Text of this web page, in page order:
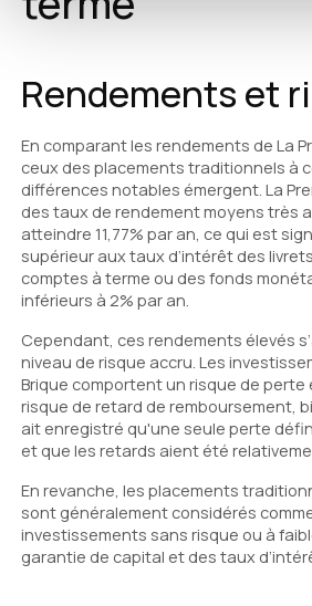
Rendements et
En comparant les rendements de La
ceux des placements traditionnels à
différences notables émergent. La
des taux de rendement moyens très
atteindre 11,77% par an, ce qui est
supérieur aux taux d’intérêt des
comptes à terme ou des fonds
inférieurs à 2% par an.
Cependant, ces rendements élevés
niveau de risque accru. Les
Brique comportent un risque de perte
risque de retard de remboursement,
ait enregistré qu'une seule perte
et que les retards aient été
En revanche, les placements
sont généralement considérés
investissements sans risque ou à
garantie de capital et des taux